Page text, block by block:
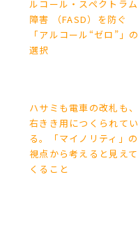
ルコール・スペクトラム
障害 （FASD）を防ぐ
「アルコール“ゼロ”」の
選択
ハサミも電車の改札も、
右きき用につくられてい
る。「マイノリティ」の
視点から考えると見えて
くること